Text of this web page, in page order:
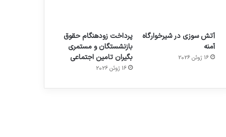
آتش سوزی در شیرخوارگاه
آمنه
16 ژوئن 2026
پرداخت زودهنگام حقوق
بازنشستگان و مستمری
بگیران تامین اجتماعی
16 ژوئن 2026